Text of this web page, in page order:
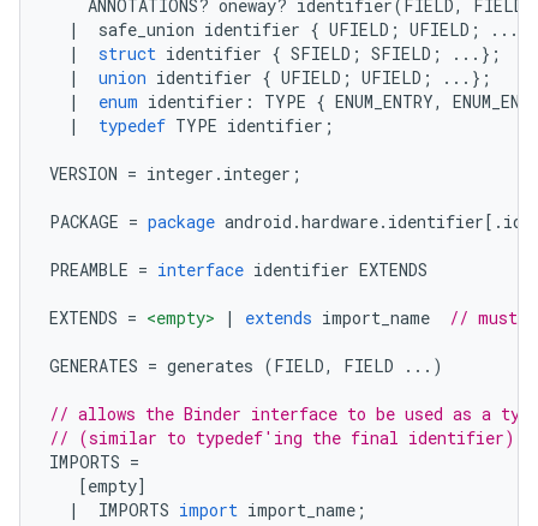
ANNOTATIONS? oneway? identifier(FIELD, FIELD
|
safe_union identifier { UFIELD ; UFIELD ;
...};
|
struct identifier { SFIELD ; SFIELD ; ...};
|
union identifier { UFIELD ; UFIELD ;
...};
|
enum identifier : TYPE { ENUM_ENTRY,
|
typedef TYPE identifier ;
VERSION = integer . integer ;
PACKAGE = package android .hardware. identifier[.
PREAMBLE = interface identifier EXTENDS
EXTENDS = <empty> | extends import_name // must
GENERATES = generates (FIELD, FIELD ...)
// allows the Binder interface to be used as a type
// (similar to typedef'ing the final identifier)
IMPORTS =
[empty]
|
IMPORTS import import_name ;